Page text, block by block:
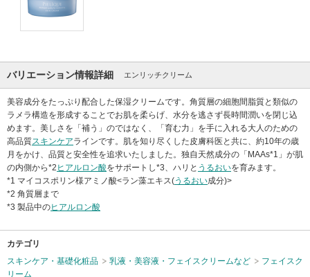
バリエーション情報詳細 エンリッチクリーム
美容成分をたっぷり配合した保湿クリームです。角質層の細胞間脂質と類似の
ラメラ構造を形成することでお肌を柔らげ、水分を逃さず長時間潤いを閉じ込
めます。美しさを「補う」のではなく、「育む力」を手に入れる大人のための
高品質スキンケアラインです。肌を知り尽くした皮膚科医と共に、約10年の歳
月をかけ、品質と安全性を追求いたしました。独自天然成分の「MAAs*1」が肌
の内側から*2 ヒアルロン酸をサポートし*3、ハリと うるおいを育みます。
*1 マイコスポリン様アミノ酸<ラン藻エキス(うるおい成分)>
*2 角質層まで
*3 製品中のヒアルロン酸
カテゴリ
スキンケア・基礎化粧品
乳液・美容液・フェイスクリームなど
フェイスク
リーム